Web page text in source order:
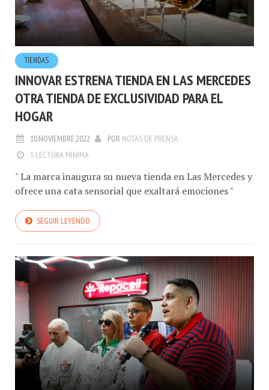
TIENDAS
INNOVAR ESTRENA TIENDA EN LAS MERCEDES
OTRA TIENDA DE EXCLUSIVIDAD PARA EL
HOGAR
10.NOVIEMBRE.2022 POR NOTAS DE PRENSA
3 LECTURA MÍNIMA
" La marca inaugura su nueva tienda en Las Mercedes y
ofrece una cata sensorial que exaltará emociones "
SEGUIR LEYENDO